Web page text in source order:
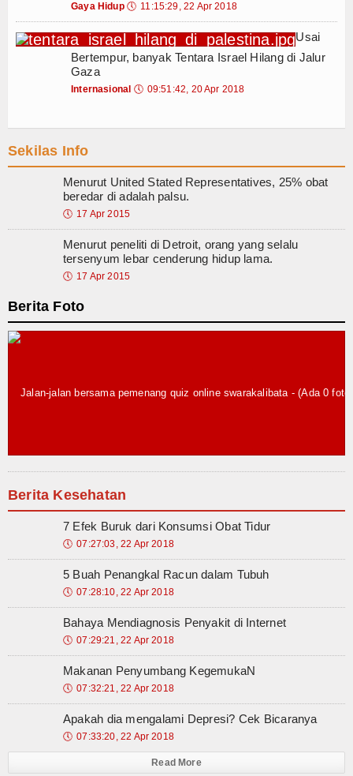
Ceramah
Download
Register
sebagai Solusi Sewa Mobil Surabaya yang Fleksibel
Kreatifitas Anak Dalam Membuat Gantungan Kunci (Makrame)
Gaya Fotografi Pernikahan di Bali
Tips Memilih Rental
Accounting di Pusat Training Indonesia
Memilih Maklon Parfum dengan Minimum Order
Gaya Hidup 🕔 11:15:29, 22 Apr 2018
Usai
Bertempur, banyak Tentara Israel Hilang di Jalur
Gaza
Internasional 🕔 09:51:42, 20 Apr 2018
Sekilas Info
Menurut United Stated Representatives, 25% obat
beredar di adalah palsu.
🕔 17 Apr 2015
Menurut peneliti di Detroit, orang yang selalu
tersenyum lebar cenderung hidup lama.
🕔 17 Apr 2015
Berita Foto
Berita Kesehatan
7 Efek Buruk dari Konsumsi Obat Tidur
🕔 07:27:03, 22 Apr 2018
5 Buah Penangkal Racun dalam Tubuh
🕔 07:28:10, 22 Apr 2018
Bahaya Mendiagnosis Penyakit di Internet
🕔 07:29:21, 22 Apr 2018
Makanan Penyumbang KegemukaN
🕔 07:32:21, 22 Apr 2018
Apakah dia mengalami Depresi? Cek Bicaranya
🕔 07:33:20, 22 Apr 2018
Read More